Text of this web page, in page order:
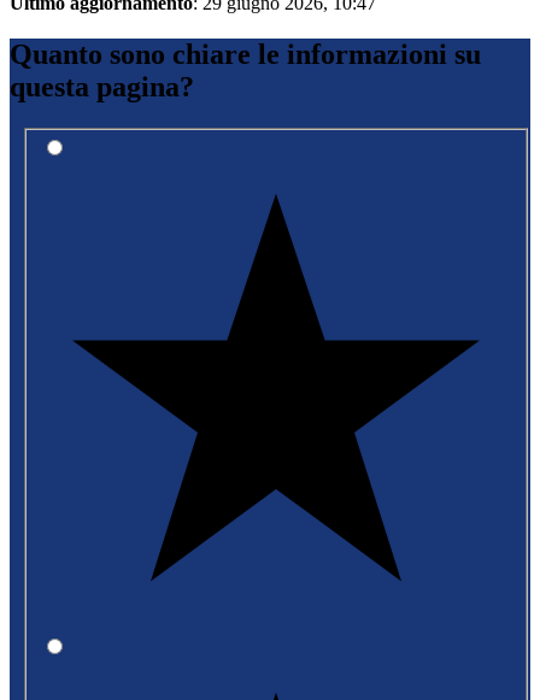
Quanto sono chiare le informazioni su
questa pagina?